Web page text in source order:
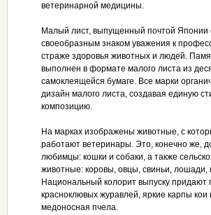
ветеринарной медицины.
Малый лист, выпущенный почтой Японии
своеобразным знаком уважения к
страже здоровья животных и людей.
выполнен в формате малого листа из
самоклеящейся бумаге. Все марки
дизайн малого листа, создавая единую
композицию.
На марках изображены животные, с
работают ветеринары. Это, конечно же,
любимцы: кошки и собаки, а также
животные: коровы, овцы, свиньи, лошади,
Национальный колорит выпуску придают
красноклювых журавлей, яркие карпы кои
медоносная пчела.